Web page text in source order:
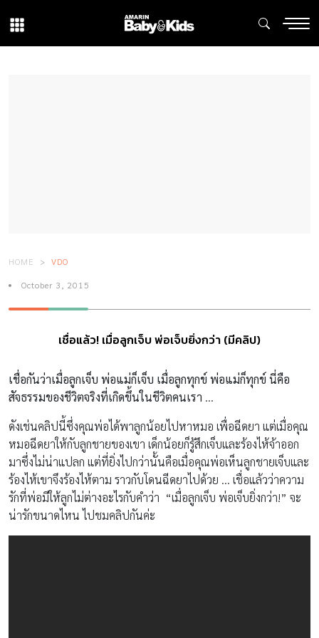
HOME VDO
October 3, 2015
เชื่อแล้ว! เมื่อลูกเจ็บ พ่อเจ็บยิ่งกว่า (มีคลิป)
เชื่อกันว่าเมื่อลูกเจ็บ พ่อแม่ก็เจ็บ เมื่อลูกทุกข์ พ่อแม่ก็ทุกข์ นี่คือ
สัจธรรมของชีวิตจริงที่เกิดขึ้นในชีวิตคนเรา …
ดังเช่นคลิปนี้ซึ่งคุณพ่อได้พาลูกน้อยไปหาหมอ เพื่อฉีดยา แต่เมื่อคุณ
หมอฉีดยาให้กับลูกชายของเขา เด็กน้อยก็รู้สึกเจ็บและร้องไห้จ้าออก
มาซึ่งไม่น่าแปลก แต่ที่ยิ่งไปกว่านั้นคือเมื่อคุณพ่อเห็นลูกชายเจ็บและ
ร้องไห้เขาจึงร้องไห้ตาม ราวกับโดนฉีดยาไปด้วย … เชื่อแล้วว่าความ
รักที่พ่อมีให้ลูกไม่ต่างอะไรกับคำว่า “เมื่อลูกเจ็บ พ่อเจ็บยิ่งกว่า!” จะ
น่ารักขนาดไหน ไปชมคลิปกันค่ะ